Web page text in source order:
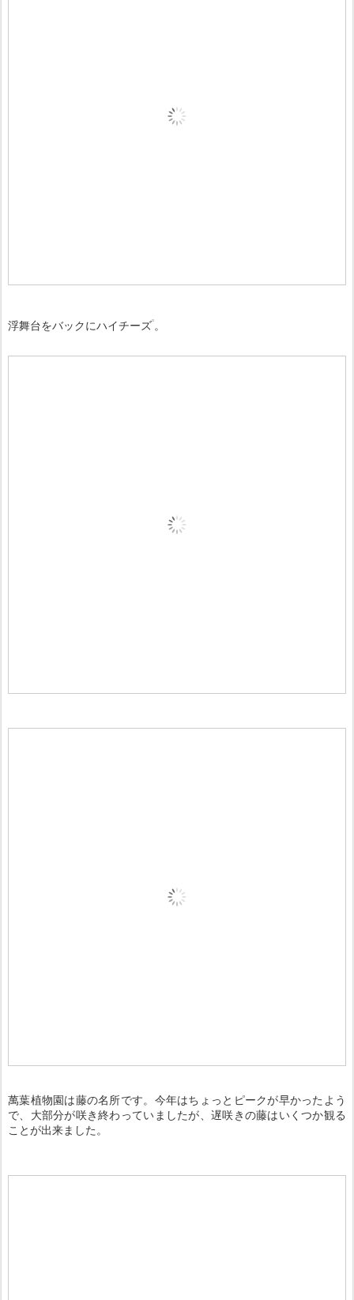
浮舞台をバックにハイチーズ 。
萬葉植物園は藤の名所です。今年はちょっとピークが早かったよう
で、大部分が咲き終わっていましたが、遅咲きの藤はいくつか観る
ことが出来ました。